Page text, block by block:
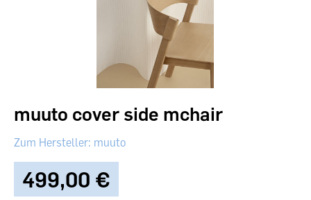
muuto cover side mchair
muuto
499,00 €‎